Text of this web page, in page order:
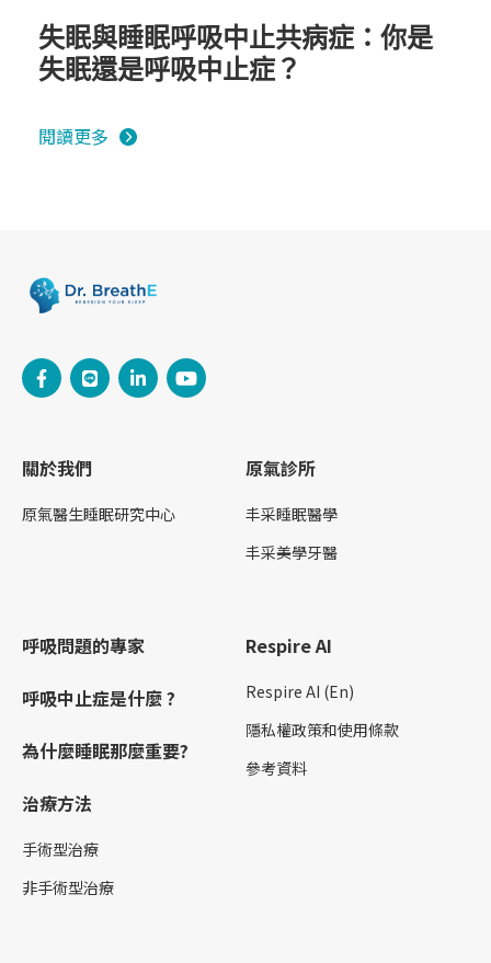
失眠與睡眠呼吸中止共病症：你是
失眠還是呼吸中止症？
閱讀更多
關於我們
原氣醫生睡眠研究中心
呼吸問題的專家
呼吸中止症是什麼 ?
為什麼睡眠那麼重要?
治療方法
手術型治療
非手術型治療
原氣診所
丰采睡眠醫學
丰采美學牙醫
Respire AI
Respire AI (En)
隱私權政策和使用條款
參考資料